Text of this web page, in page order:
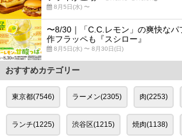
8月5日(水) 〜
〜8/30｜「C.C.レモン」の爽快な
作フラッペも『スシロー』
8月5日(水) 〜 8月30日(日)
おすすめカテゴリー
東京都(7546) ラーメン(2305) 肉(2253)
ランチ(1225) 渋谷区(1215) 焼肉(1138)